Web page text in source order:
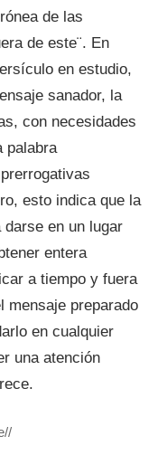
de las
de este¨. En
en estudio,
sanador, la
con necesidades
palabra
esto indica que la
en un lugar
entera
a tiempo y fuera
mensaje preparado
en cualquier
una atención